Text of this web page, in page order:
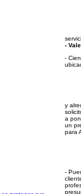
-
-
y
a
un
para
-